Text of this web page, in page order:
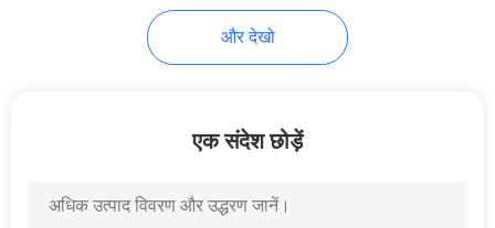
कार्बाइड
और देखो
एक संदेश छोड़ें